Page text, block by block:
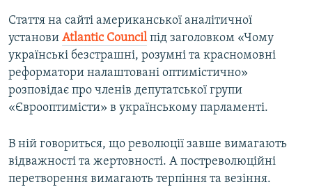
Стаття на сайті американської аналітичної
установи Atlantic Councilпід заголовком «Чому
українські безстрашні, розумні та красномовні
реформатори налаштовані оптимістично»
розповідає про членів депутатської групи
«Єврооптимісти» в українському парламенті.
В ній говориться, що революції завше вимагають
відважності та жертовності. А постреволюційні
перетворення вимагають терпіння та везіння.